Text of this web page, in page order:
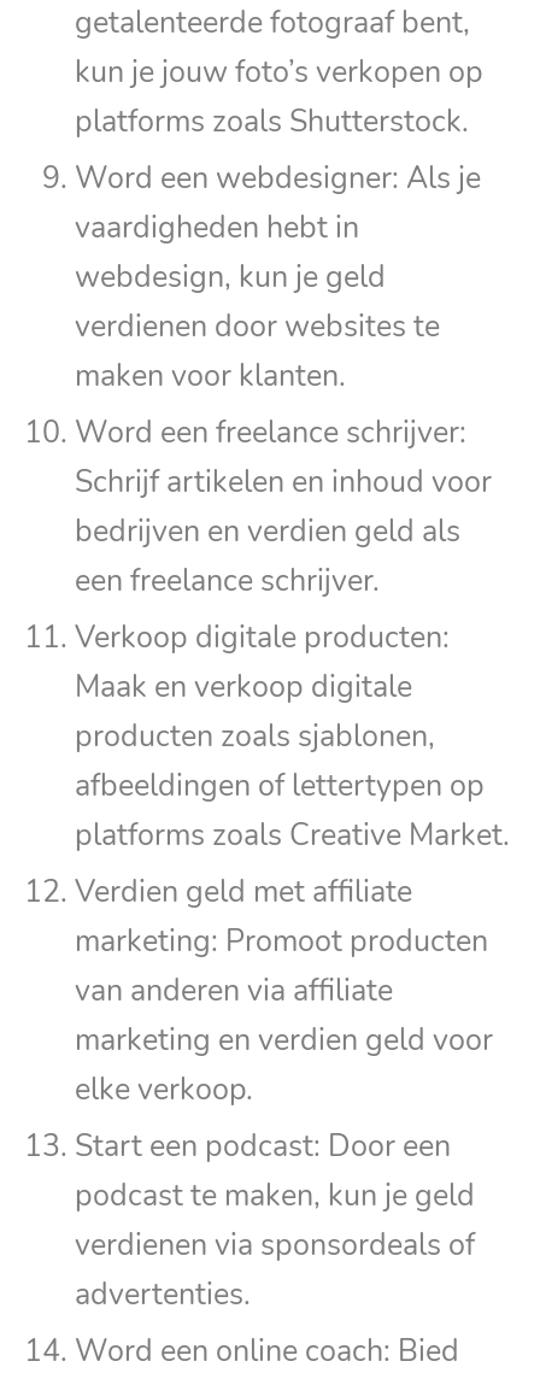
getalenteerde fotograaf bent,
kun je jouw foto’s verkopen op
platforms zoals Shutterstock.
Word een webdesigner: Als je
vaardigheden hebt in
webdesign, kun je geld
verdienen door websites te
maken voor klanten.
Word een freelance schrijver:
Schrijf artikelen en inhoud voor
bedrijven en verdien geld als
een freelance schrijver.
Verkoop digitale producten:
Maak en verkoop digitale
producten zoals sjablonen,
afbeeldingen of lettertypen op
platforms zoals Creative Market.
Verdien geld met affiliate
marketing: Promoot producten
van anderen via affiliate
marketing en verdien geld voor
elke verkoop.
Start een podcast: Door een
podcast te maken, kun je geld
verdienen via sponsordeals of
advertenties.
Word een online coach: Bied